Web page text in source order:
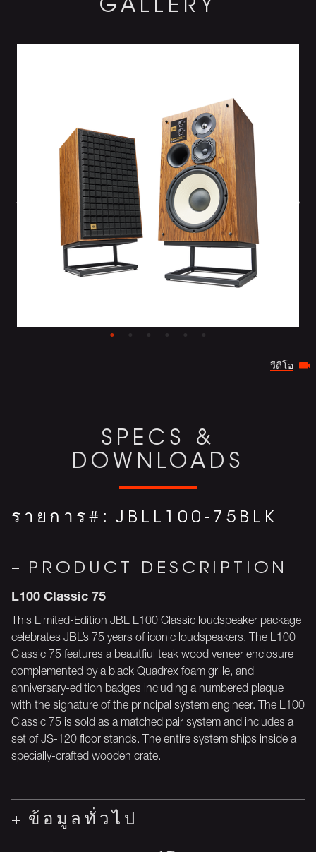
วีดีโอ
SPECS &
DOWNLOADS
รายการ#: JBLL100-75BLK
PRODUCT DESCRIPTION
L100 Classic 75
This Limited-Edition JBL L100 Classic loudspeaker package
celebrates JBL’s 75 years of iconic loudspeakers. The L100
Classic 75 features a beautfiul teak wood veneer enclosure
complemented by a black Quadrex foam grille, and
anniversary-edition badges including a numbered plaque
with the signature of the principal system engineer. The L100
Classic 75 is sold as a matched pair system and includes a
set of JS-120 floor stands. The entire system ships inside a
specially-crafted wooden crate.
ข้อมูลทั่วไป